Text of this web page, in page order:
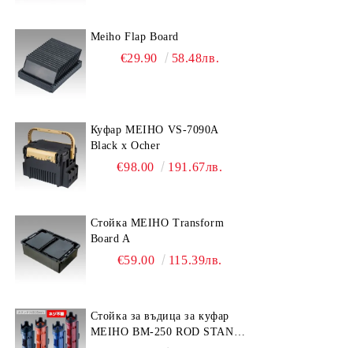
Meiho Flap Board
€29.90 58.48лв.
Куфар MEIHO VS-7090A
Black x Ocher
€98.00 191.67лв.
Стойка MEIHO Transform
Board A
€59.00 115.39лв.
Стойка за въдица за куфар
MEIHO BM-250 ROD STAND